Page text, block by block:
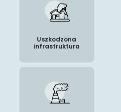
Uszkodzona
infrastruktura